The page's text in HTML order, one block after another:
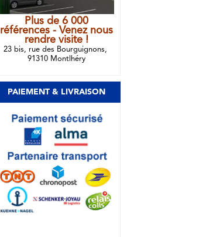
Plus de 6 000
références - Venez nous
rendre visite !
23 bis, rue des Bourguignons,
91310 Montlhéry
PAIEMENT & LIVRAISON